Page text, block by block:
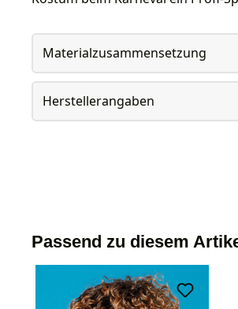
Materialzusammensetzung
Herstellerangaben
Passend zu diesem